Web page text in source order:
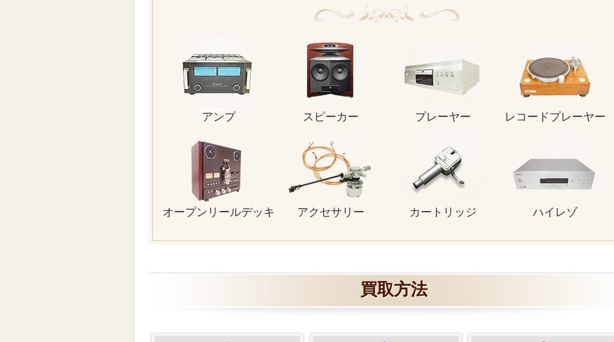
アンプ スピーカー プレーヤー レコードプレーヤー
オープンリールデッキ アクセサリー カートリッジ ハイレゾ
買取方法